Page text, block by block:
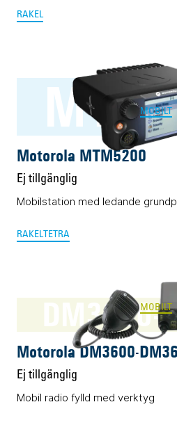
RAKEL
MOBILT
Motorola MTM5200
Ej tillgänglig
Mobilstation med ledande
RAKELTETRA
DM3600-
MOBILT
Motorola DM3600-
Ej tillgänglig
Mobil radio fylld med verktyg